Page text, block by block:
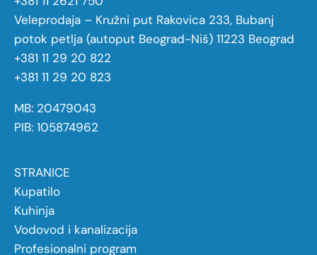
Veleprodaja – Kružni put Rakovica 233, Bubanj
potok petlja (autoput Beograd-Niš) 11223 Beograd
+381 11 29 20 822
+381 11 29 20 823
MB: 20479043
PIB: 105874962
STRANICE
Kupatilo
Kuhinja
Vodovod i kanalizacija
Profesionalni program